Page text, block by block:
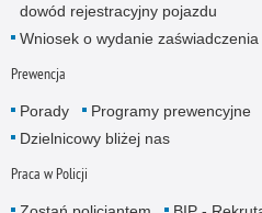
dowód rejestracyjny pojazdu
Wniosek o wydanie
Prewencja
Porady Programy prewencyjne
Dzielnicowy bliżej nas
Praca w Policji